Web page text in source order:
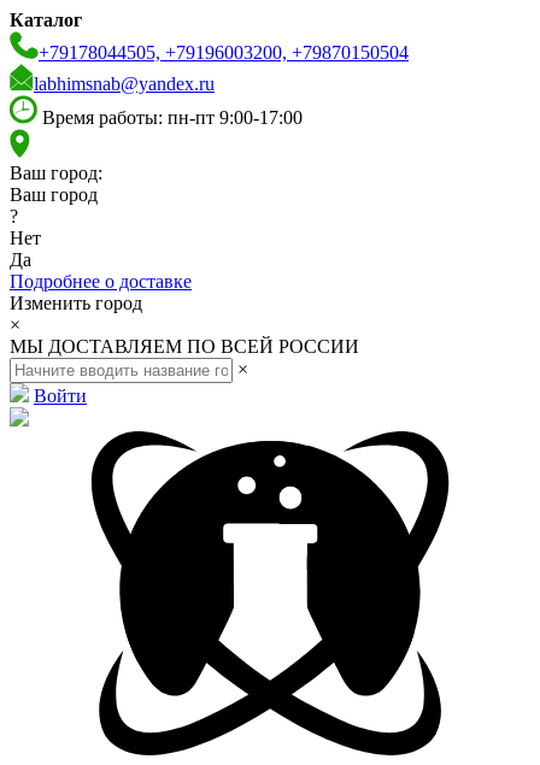
Каталог
+79178044505, +79196003200, +79870150504
labhimsnab@yandex.ru
Время работы: пн-пт 9:00-17:00
Ваш город:
Ваш город
?
Нет
Да
Подробнее о доставке
Изменить город
×
МЫ ДОСТАВЛЯЕМ ПО ВСЕЙ РОССИИ
×
Войти